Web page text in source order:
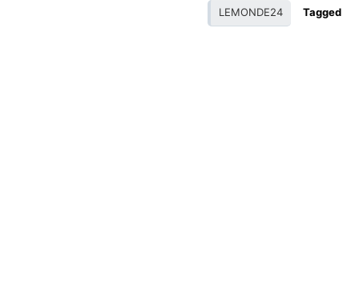
Tagged
LEMONDE24